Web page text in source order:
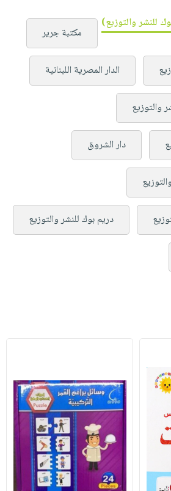
للنشر والتوزيع)
مكتبة جرير
الدار المصرية اللبنانية
والتوزيع
دار الشروق
دريم بوك للنشر والتوزيع